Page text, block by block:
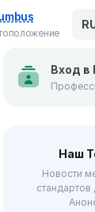
Вход
Наш
Новости
стандартов